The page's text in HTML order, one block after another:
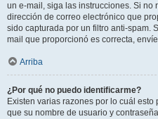
un e-mail, siga las instrucciones. Si
dirección de correo electrónico que
sido capturada por un filtro anti-spam.
mail que proporcionó es correcta,
Arriba
¿Por qué no puedo identificarme?
Existen varias razones por lo cuál
que su nombre de usuario y